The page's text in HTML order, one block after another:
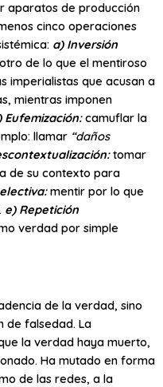
aparatos de producción
cinco operaciones
a) Inversión
de lo que el mentiroso
imperialistas que acusan a
mientras imponen
Eufemización:camuflar la
llamar “daños
tomar
de su contexto para
mentir por lo que
e) Repetición
verdad por simple
de la verdad, sino
de falsedad. La
la verdad haya muerto,
Ha mutado en forma
de las redes, a la